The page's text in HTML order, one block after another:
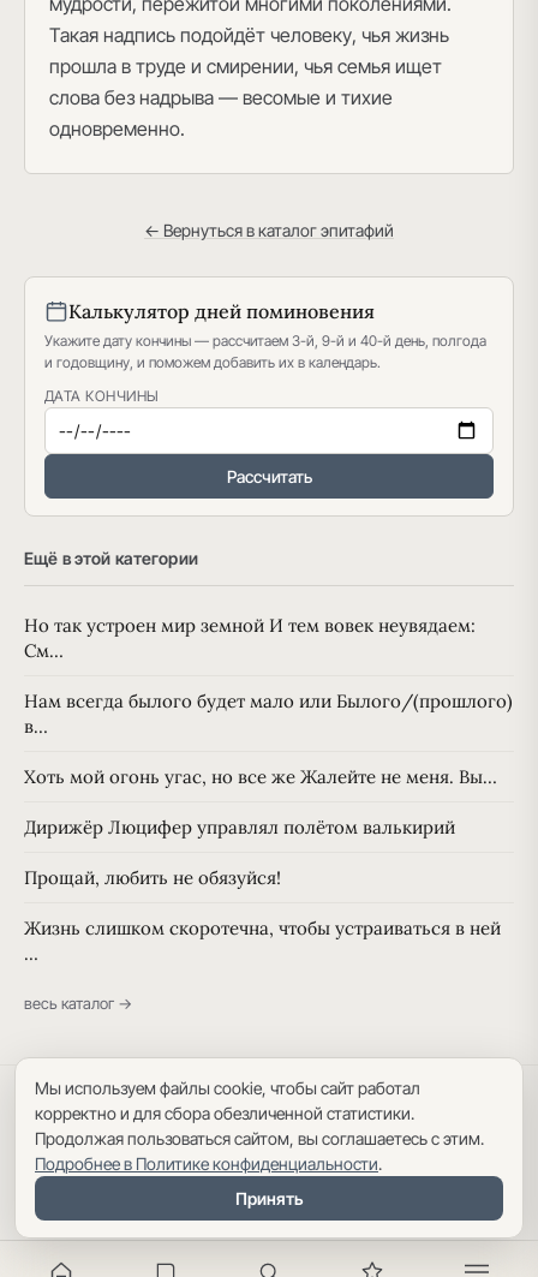
Такая надпись подойдёт человеку, чья жизнь
прошла в труде и смирении, чья семья ищет
слова без надрыва — весомые и тихие
одновременно.
← Вернуться в каталог эпитафий
Калькулятор дней поминовения
Укажите дату кончины — рассчитаем 3-й, 9-й и 40-й день, полгода
и годовщину, и поможем добавить их в календарь.
ДАТА КОНЧИНЫ
Рассчитать
Ещё в этой категории
Но так устроен мир земной И тем вовек неувядаем:
См…
Нам всегда былого будет мало или Былого/(прошлого)
в…
Хоть мой огонь угас, но все же Жалейте не меня. Вы…
Дирижёр Люцифер управлял полётом валькирий
Прощай, любить не обязуйся!
Жизнь слишком скоротечна, чтобы устраиваться в ней
…
весь каталог →
Политика конфиденциальности Пользовательское соглашение
Карта сайта
Мы используем файлы cookie, чтобы сайт работал
корректно и для сбора обезличенной статистики.
Продолжая пользоваться сайтом, вы соглашаетесь с этим.
Подробнее в Политике конфиденциальности.
Принять